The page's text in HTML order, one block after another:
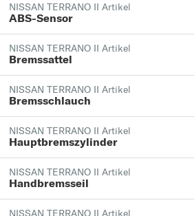
NISSAN TERRANO II Artikel
ABS-Sensor
NISSAN TERRANO II Artikel
Bremssattel
NISSAN TERRANO II Artikel
Bremsschlauch
NISSAN TERRANO II Artikel
Hauptbremszylinder
NISSAN TERRANO II Artikel
Handbremsseil
NISSAN TERRANO II Artikel